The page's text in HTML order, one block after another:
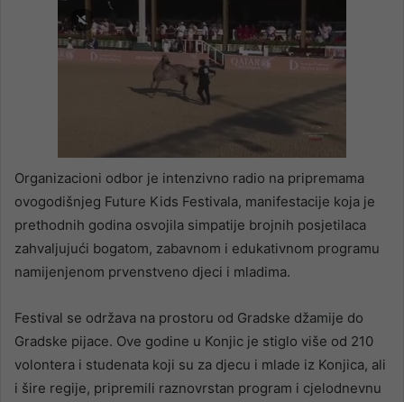
Organizacioni odbor je intenzivno radio na pripremama
ovogodišnjeg Future Kids Festivala, manifestacije koja je
prethodnih godina osvojila simpatije brojnih posjetilaca
zahvaljujući bogatom, zabavnom i edukativnom programu
namijenjenom prvenstveno djeci i mladima.
Festival se održava na prostoru od Gradske džamije do
Gradske pijace. Ove godine u Konjic je stiglo više od 210
volontera i studenata koji su za djecu i mlade iz Konjica, ali
i šire regije, pripremili raznovrstan program i cjelodnevnu